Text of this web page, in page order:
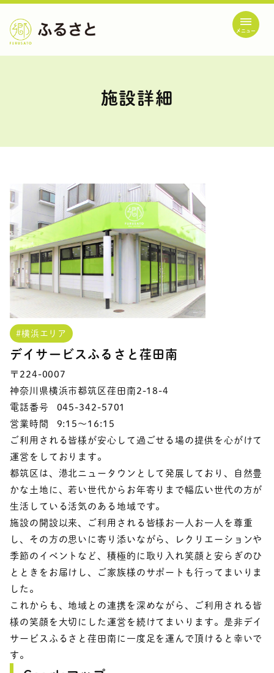
メニュー
施設詳細
#横浜エリア
デイサービスふるさと荏田南
〒224-0007
神奈川県横浜市都筑区荏田南2-18-4
電話番号
045-342-5701
営業時間
9:15～16:15
ご利用される皆様が安心して過ごせる場の提供を心がけて
運営をしております。
都筑区は、港北ニュータウンとして発展しており、自然豊
かな土地に、若い世代からお年寄りまで幅広い世代の方が
生活している活気のある地域です。
施設の開設以来、ご利用される皆様お一人お一人を尊重
し、その方の思いに寄り添いながら、レクリエーションや
季節のイベントなど、積極的に取り入れ笑顔と安らぎのひ
とときをお届けし、ご家族様のサポートも行ってまいりま
した。
これからも、地域との連携を深めながら、ご利用される皆
様の笑顔を大切にした運営を続けてまいります。是非デイ
サービスふるさと荏田南に一度足を運んで頂けると幸いで
す。